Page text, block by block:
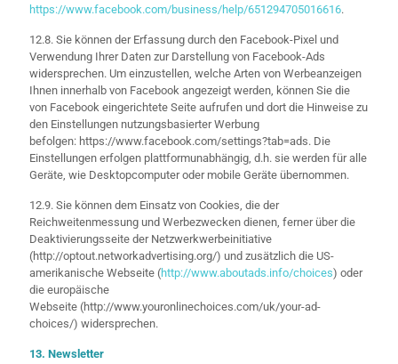
https://www.facebook.com/business/help/651294705016616.
12.8. Sie können der Erfassung durch den Facebook-Pixel und
Verwendung Ihrer Daten zur Darstellung von Facebook-Ads
widersprechen. Um einzustellen, welche Arten von Werbeanzeigen
Ihnen innerhalb von Facebook angezeigt werden, können Sie die
von Facebook eingerichtete Seite aufrufen und dort die Hinweise zu
den Einstellungen nutzungsbasierter Werbung
befolgen: https://www.facebook.com/settings?tab=ads. Die
Einstellungen erfolgen plattformunabhängig, d.h. sie werden für alle
Geräte, wie Desktopcomputer oder mobile Geräte übernommen.
12.9. Sie können dem Einsatz von Cookies, die der
Reichweitenmessung und Werbezwecken dienen, ferner über die
Deaktivierungsseite der Netzwerkwerbeinitiative
(http://optout.networkadvertising.org/) und zusätzlich die US-
amerikanische Webseite (http://www.aboutads.info/choices) oder
die europäische
Webseite (http://www.youronlinechoices.com/uk/your-ad-
choices/) widersprechen.
13. Newsletter